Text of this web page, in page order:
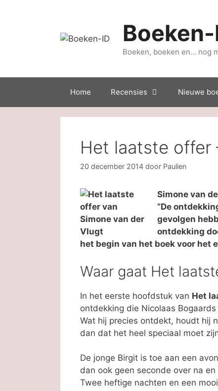
Boeken-
Boeken, boeken en… nog
Home Recensies Nieuwe
Het laatste offer
20 december 2014 door Paulien
Simone van
”De
gevolgen
ontdekking
het begin van het boek voor het
Waar gaat Het
In het eerste hoofdstuk van Het
ontdekking die Nicolaas
Wat hij precies ontdekt, houdt hij
dan dat het heel speciaal moet
De jonge Birgit is toe aan een
dan ook geen seconde over na
Twee heftige nachten en een